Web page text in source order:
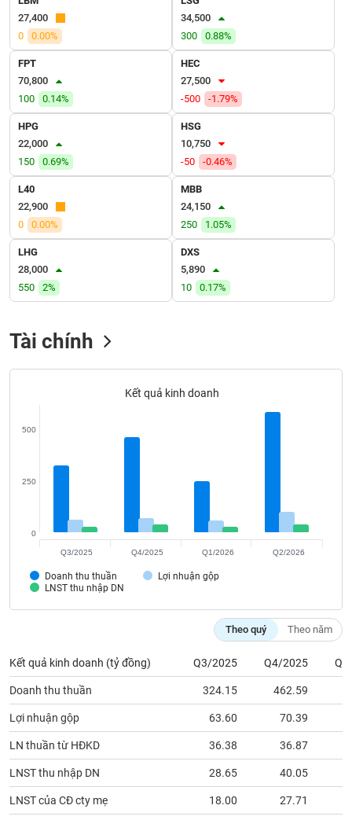
27,400
0
0.00%
34,500
300
0.88%
FPT
70,800
100
0.14%
HEC
27,500
-500
-1.79%
HPG
22,000
150
0.69%
HSG
10,750
-50
-0.46%
L40
22,900
0
0.00%
MBB
24,150
250
1.05%
LHG
28,000
550
2%
DXS
5,890
10
0.17%
Tài chính
Kết quả kinh doanh
Doanh thu thuần
Lợi nhuận gộp
LNST thu nhập DN
0
250
500
Q3/2025 Q4/2025 Q1/2026 Q2/2026
Theo quý Theo năm
Kết quả kinh doanh (tỷ đồng) Q3/2025 Q4/2025
Doanh thu thuần 324.15 462.59
Lợi nhuận gộp 63.60 70.39
LN thuần từ HĐKD 36.38 36.87
LNST thu nhập DN 28.65 40.05
LNST của CĐ cty mẹ 18.00 27.71
VỤ
TRUYỀN
THÔNG
TIỆN
BẤT
ĐỘNG
SẢN
Mã
chứng
(-)
Bài
viết
tác
Báo
cáo
phân
tích
(-)
Thuật
ngữ
(-)